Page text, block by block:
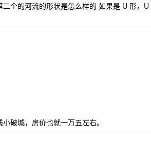
个的河流的形状是怎么样的 如果是 U 形，
破城，房价也就一万五左右。